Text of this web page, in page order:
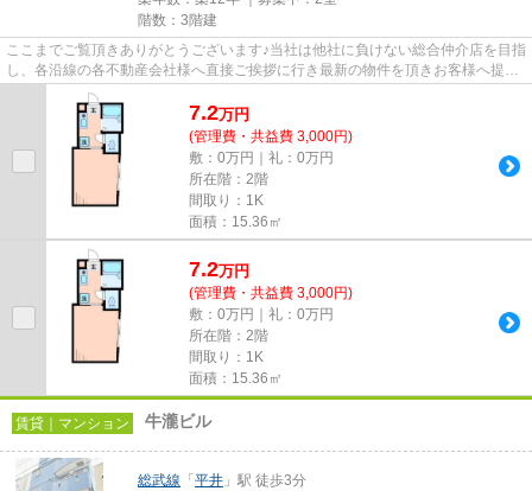
階数：3階建
ここまでご覧頂きありがとうございます♪当社は他社に負けない総合仲介店を目指
し、各沿線の各不動産会社様へ直接ご挨拶に行き最新の物件を頂きお客様へ提供
しております！最新の情報は...
7.2万円
(管理費・共益費 3,000円)
敷：0万円｜礼：0万円
所在階：2階
間取り：1K
面積：15.36㎡
7.2万円
(管理費・共益費 3,000円)
敷：0万円｜礼：0万円
所在階：2階
間取り：1K
面積：15.36㎡
賃貸｜マンション 牛瀧ビル
総武線 「 平井 」駅 徒歩3分